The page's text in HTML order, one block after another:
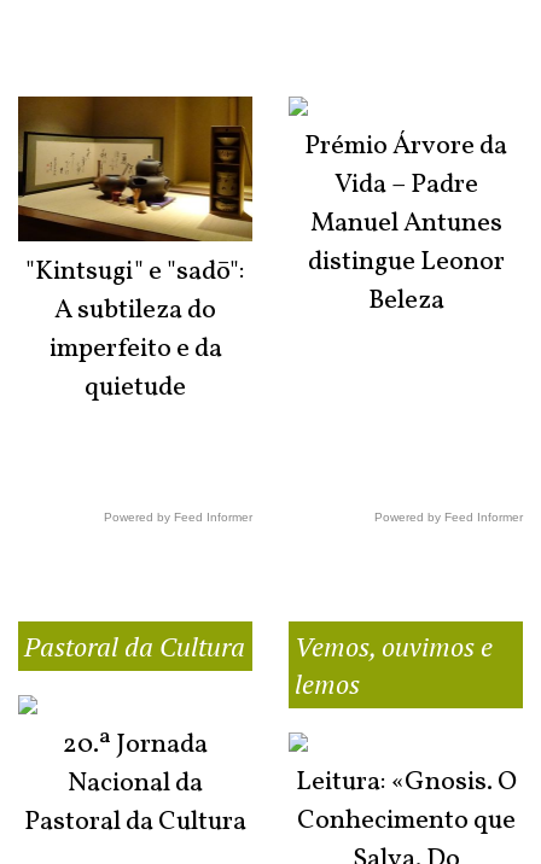
"Kintsugi" e "sadō":
A subtileza do
imperfeito e da
quietude
Powered by Feed Informer
Prémio Árvore da
Vida – Padre
Manuel Antunes
distingue Leonor
Beleza
Powered by Feed Informer
Pastoral da Cultura
20.ª Jornada
Nacional da
Pastoral da Cultura
Vemos, ouvimos e
lemos
Leitura: «Gnosis. O
Conhecimento que